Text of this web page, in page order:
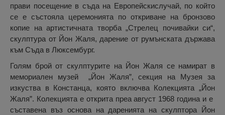
прави посещение в съда на Европейскислучай, по който
се е състояла церемонията по откриване на бронзово
копие на артистичната творба „Стрелец почивайки си“,
скулптура от Йон Жаля, дарение от румънската държава
към Съда в Люксембург.
Голям брой от скулптурите на Йон Жаля се намират в
мемориален музей „Йон Жаля”, секция на Музея за
изкуства в Констанца, която включва Колекцията „Йон
Жаля”. Колекцията е открита преа август 1968 година и е
съставена въз основа на даренията на скулптора Йон